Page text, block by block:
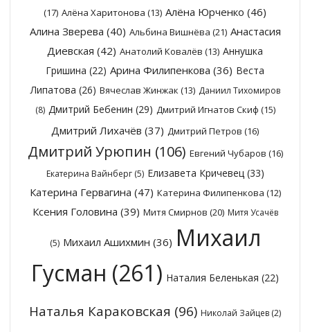
(17) Алёна Харитонова (13) Алёна Юрченко (46)
Алина Зверева (40) Альбина Вишнёва (21) Анастасия
Диевская (42) Анатолий Ковалёв (13) Аннушка
Гришина (22) Арина Филипенкова (36) Веста
Липатова (26) Вячеслав Жинжак (13) Даниил Тихомиров
(8) Дмитрий Бебенин (29) Дмитрий Игнатов Скиф (15)
Дмитрий Лихачёв (37) Дмитрий Петров (16)
Дмитрий Урюпин (106) Евгений Чубаров (16)
Екатерина Вайнберг(5) Елизавета Кричевец(33)
Катерина Гервагина (47) Катерина Филипенкова (12)
Ксения Головина (39) Митя Смирнов (20) Митя Усачёв
(5) Михаил Ашихмин (36) Михаил
Гусман (261) Наталия Беленькая (22)
Наталья Караковская (96) Николай Зайцев (2)